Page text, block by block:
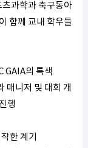
과학과 축구동아
함께 교내 학우들
GAIA의 특색
매니저 및 대회 개
행
한 계기